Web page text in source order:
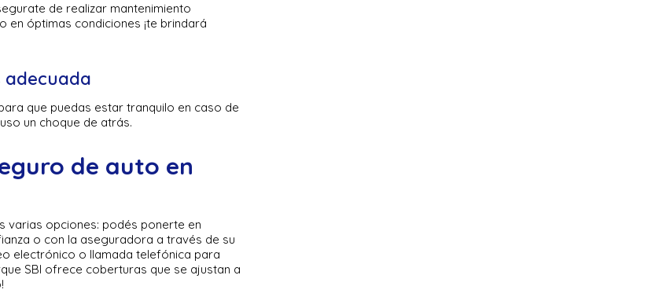
de realizar mantenimiento
en óptimas condiciones ¡te brindará
adecuada
que puedas estar tranquilo en caso de
un choque de atrás.
de auto en
varias opciones: podés ponerte en
o con la aseguradora a través de su
electrónico o llamada telefónica para
SBI ofrece coberturas que se ajustan a